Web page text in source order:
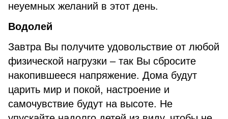
неуемных желаний в этот день.
Водолей
Завтра Вы получите удовольствие от любой
физической нагрузки – так Вы сбросите
накопившееся напряжение. Дома будут
царить мир и покой, настроение и
самочувствие будут на высоте. Не